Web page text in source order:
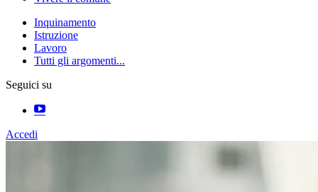
Inquinamento
Istruzione
Lavoro
Tutti gli argomenti...
Seguici su
Accedi